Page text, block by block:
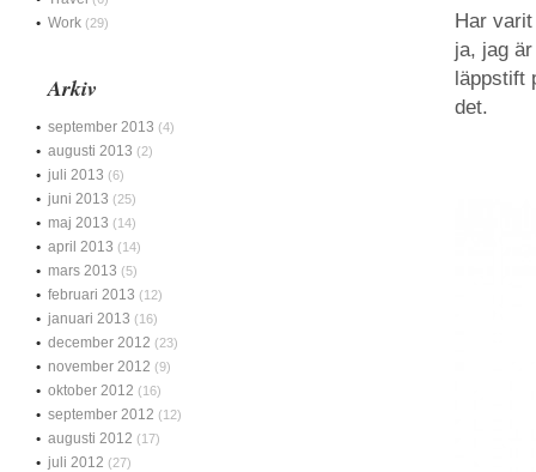
Har
ja, jag
läppstift
det.
Work (29)
Arkiv
september 2013 (4)
augusti 2013 (2)
juli 2013 (6)
juni 2013 (25)
maj 2013 (14)
april 2013 (14)
mars 2013 (5)
februari 2013 (12)
januari 2013 (16)
december 2012 (23)
november 2012 (9)
oktober 2012 (16)
september 2012 (12)
augusti 2012 (17)
juli 2012 (27)